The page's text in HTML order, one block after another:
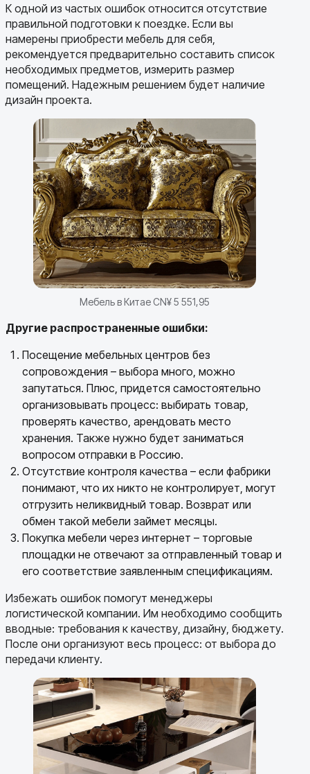
К одной из частых ошибок относится отсутствие
правильной подготовки к поездке. Если вы
намерены приобрести мебель для себя,
рекомендуется предварительно составить список
необходимых предметов, измерить размер
помещений. Надежным решением будет наличие
дизайн проекта.
Мебель в Китае CN¥ 5 551,95
Другие распространенные ошибки:
Посещение мебельных центров без
сопровождения – выбора много, можно
запутаться. Плюс, придется самостоятельно
организовывать процесс: выбирать товар,
проверять качество, арендовать место
хранения. Также нужно будет заниматься
вопросом отправки в Россию.
Отсутствие контроля качества – если фабрики
понимают, что их никто не контролирует, могут
отгрузить неликвидный товар. Возврат или
обмен такой мебели займет месяцы.
Покупка мебели через интернет – торговые
площадки не отвечают за отправленный товар и
его соответствие заявленным спецификациям.
Избежать ошибок помогут менеджеры
логистической компании. Им необходимо сообщить
вводные: требования к качеству, дизайну, бюджету.
После они организуют весь процесс: от выбора до
передачи клиенту.